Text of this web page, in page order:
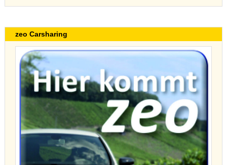
zeo Carsharing